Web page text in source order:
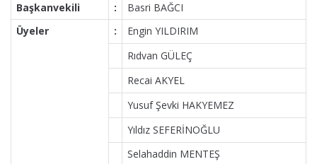
Başkanvekili
:
Basri BAĞCI
Üyeler
:
Engin YILDIRIM
Rıdvan GÜLEÇ
Recai AKYEL
Yusuf Şevki HAKYEMEZ
Yıldız SEFERİNOĞLU
Selahaddin MENTEŞ